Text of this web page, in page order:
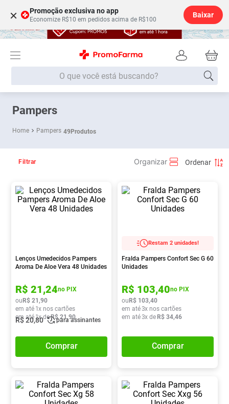
× Promoção exclusiva no app
Economize R$10 em pedidos acima de R$100
Baixar
O que você está buscando?
Pampers
Pampers 49Produtos
Filtrar
Lenços Umedecidos Pampers
Aroma De Aloe Vera 48 Unidades
R$ 21,24no PIX
ouR$ 21 ,90
em até 1x nos cartões
em até 1x deR$ 21 ,90
R$20,80 para assinantes
Comprar
Restam 2 unidades!
Fralda Pampers Confort Sec G 60
Unidades
R$ 103,40no PIX
ouR$ 103,40
em até3x nos cartões
em até3x deR$ 34,46
Comprar
Termos mais buscados
1 º Fralda
3º
5º Fralda G
6º Shampoo
9º Vitamina D